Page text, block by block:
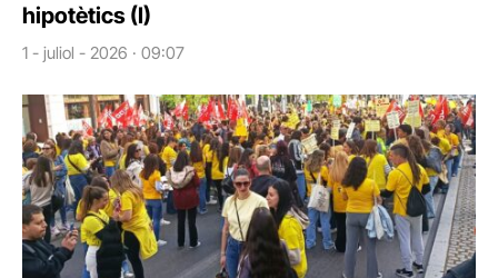
hipotètics (I)
1 - juliol - 2026 · 09:07